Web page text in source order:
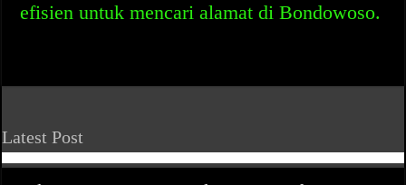
efisien untuk mencari alamat di Bondowoso.
Latest Post